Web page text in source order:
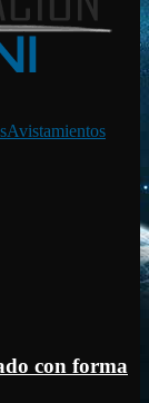
Avistamientos
con forma